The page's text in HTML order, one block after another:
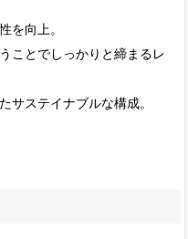
を向上。
ことでしっかりと締まるレ
サステイナブルな構成。